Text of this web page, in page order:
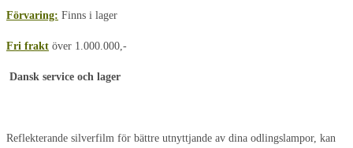
dyrkning
mängd
Förvaring: Finns i lager
Fri frakt över 1.000.000,-
Dansk service och lager
Reflekterande silverfilm för bättre utnyttjande av dina odlingslampor, kan